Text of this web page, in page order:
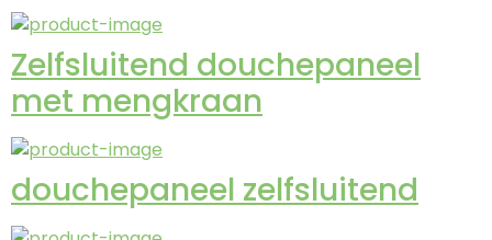
Zelfsluitend douchepaneel
met mengkraan
douchepaneel zelfsluitend